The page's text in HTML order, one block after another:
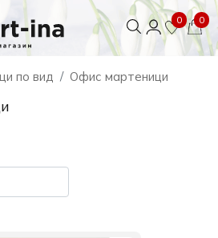
0 0
по вид Офис мартеници